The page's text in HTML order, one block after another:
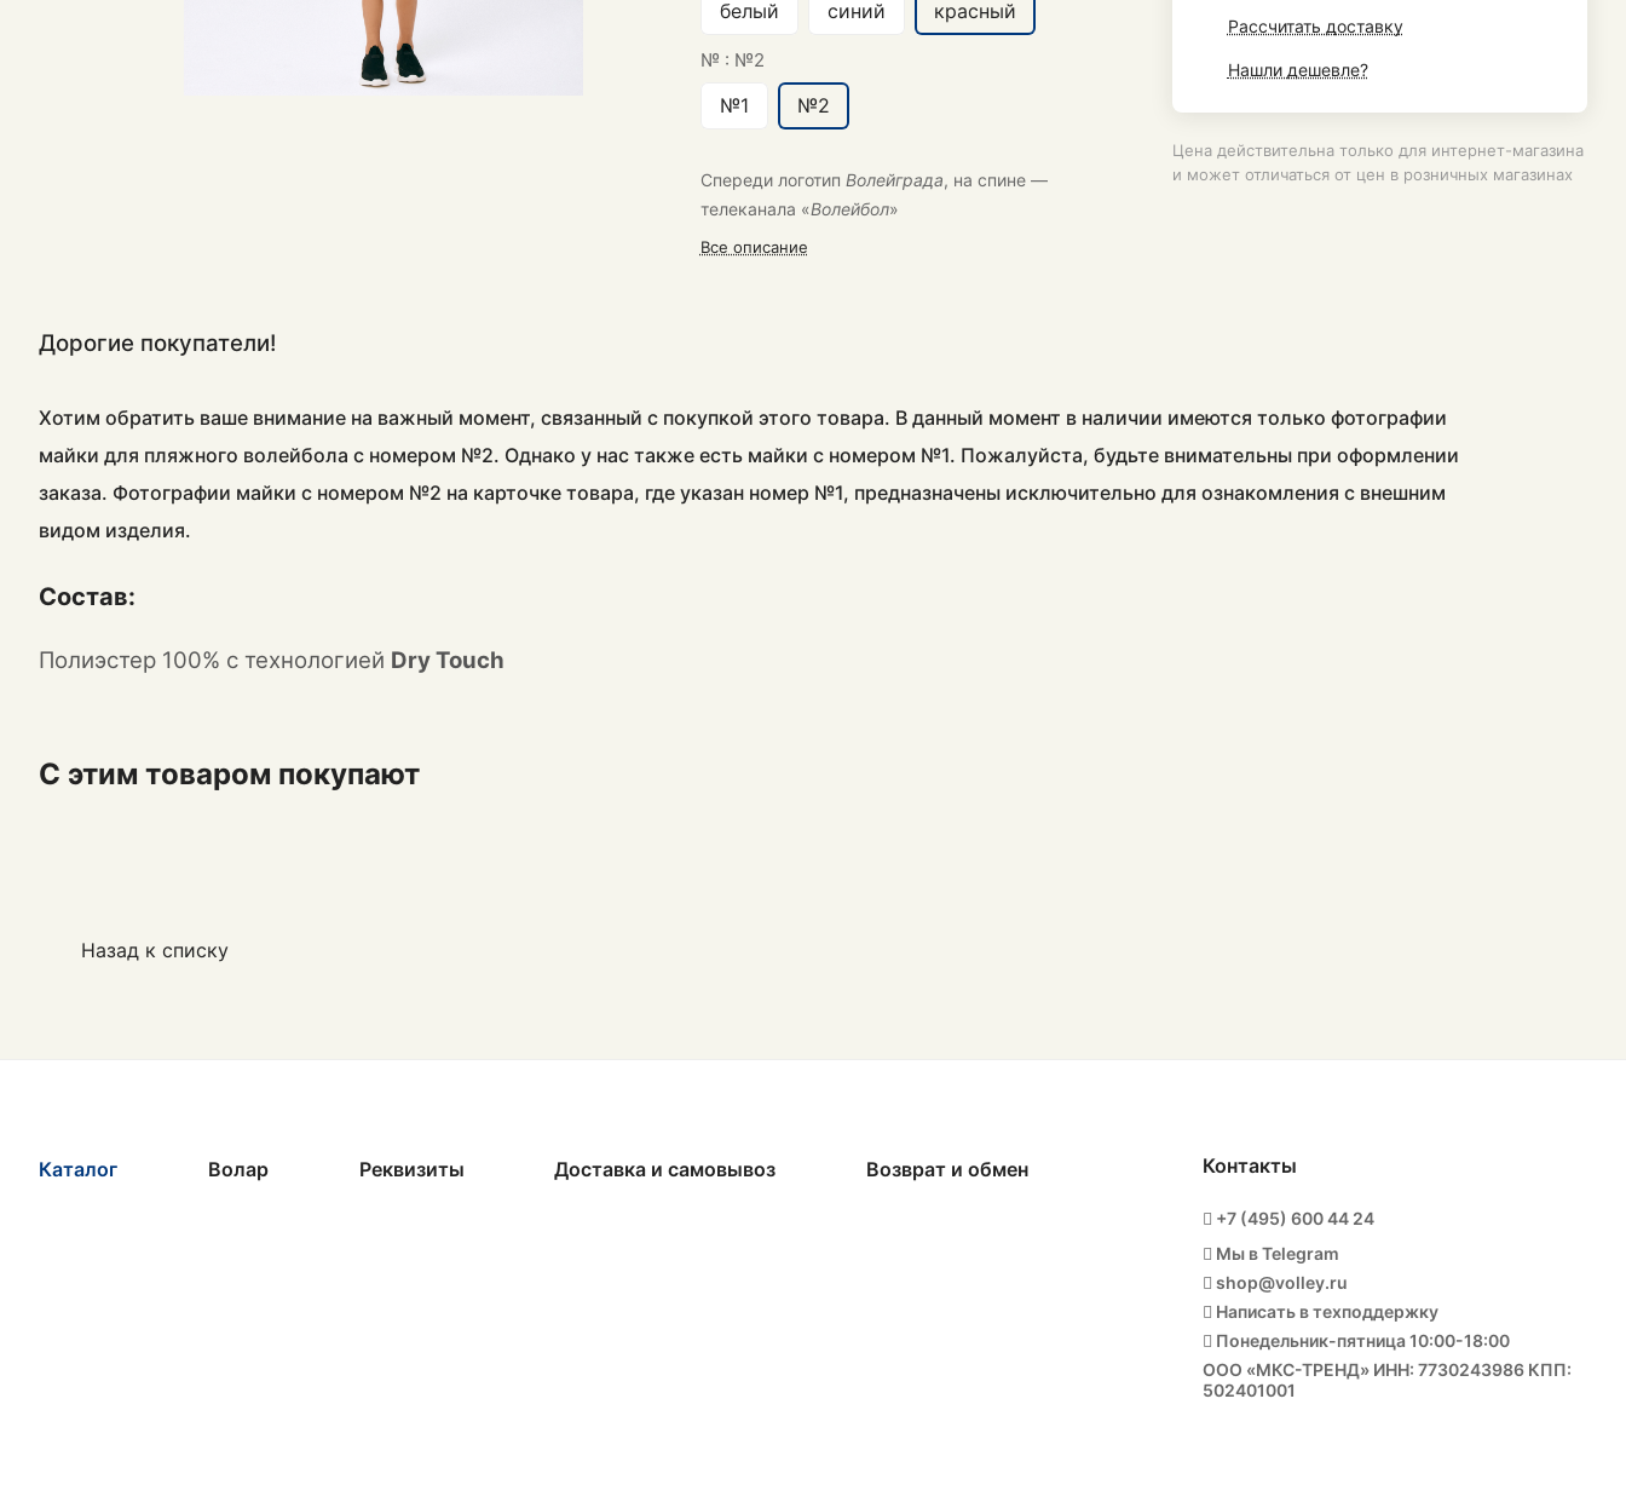
белый синий красный
№ : №2
№1 №2
Спереди логотип Волейграда, на спине —
телеканала «Волейбол»
Все описание
Рассчитать доставку
Нашли дешевле?
Цена действительна только для интернет-магазина
и может отличаться от цен в розничных магазинах
Дорогие покупатели!
Хотим обратить ваше внимание на важный момент, связанный с покупкой этого товара. В данный момент в наличии имеются только фотографии
майки для пляжного волейбола с номером №2. Однако у нас также есть майки с номером №1. Пожалуйста, будьте внимательны при оформлении
заказа. Фотографии майки с номером №2 на карточке товара, где указан номер №1, предназначены исключительно для ознакомления с внешним
видом изделия.
Состав:
Полиэстер 100% с технологией Dry Touch
С этим товаром покупают
Назад к списку
Каталог Волар Реквизиты Доставка и самовывоз Возврат и обмен Контакты
+7 (495) 600 44 24
Мы в Telegram
shop@volley.ru
Написать в техподдержку
Понедельник-пятница 10:00-18:00
ООО «МКС-ТРЕНД» ИНН: 7730243986 КПП:
502401001